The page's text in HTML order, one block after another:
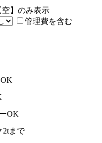
空】のみ表示
管理費を含む
OK
2tまで